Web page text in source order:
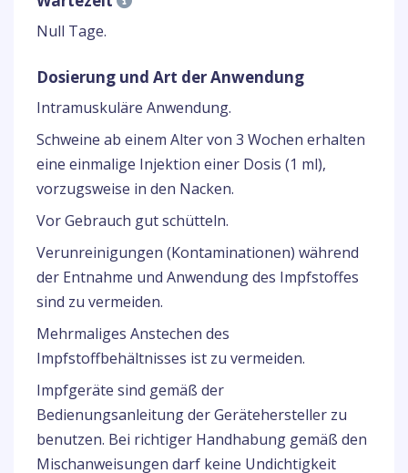
Null Tage.
Dosierung und Art der Anwendung
Intramuskuläre Anwendung.
Schweine ab einem Alter von 3 Wochen erhalten
eine einmalige Injektion einer Dosis (1 ml),
vorzugsweise in den Nacken.
Vor Gebrauch gut schütteln.
Verunreinigungen (Kontaminationen) während
der Entnahme und Anwendung des Impfstoffes
sind zu vermeiden.
Mehrmaliges Anstechen des
Impfstoffbehältnisses ist zu vermeiden.
Impfgeräte sind gemäß der
Bedienungsanleitung der Gerätehersteller zu
benutzen. Bei richtiger Handhabung gemäß den
Mischanweisungen darf keine Undichtigkeit